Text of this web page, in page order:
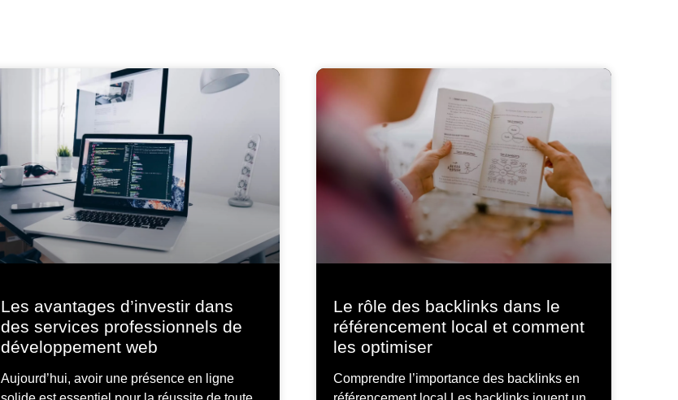
Les avantages d’investir dans
des services professionnels de
développement web
Aujourd’hui, avoir une présence en ligne
Le rôle des backlinks dans le
référencement local et comment
les optimiser
Comprendre l’importance des backlinks en